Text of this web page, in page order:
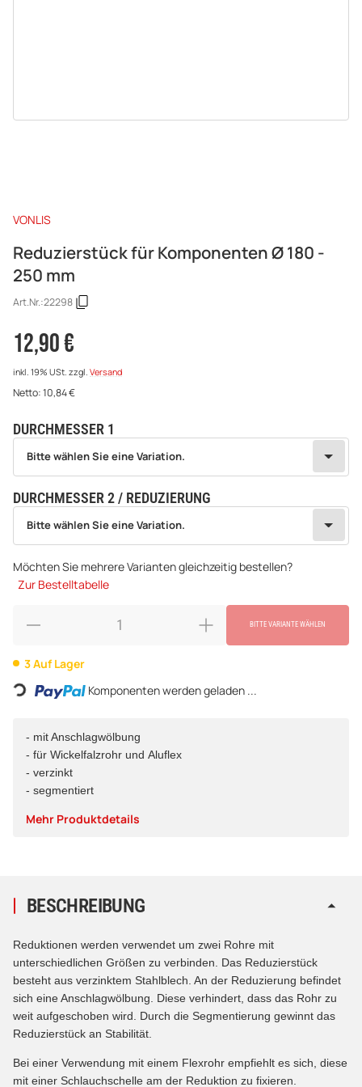
VONLIS
Reduzierstück für Komponenten Ø 180 -
250 mm
Art.Nr.:22298
12,90 €
inkl. 19% USt. zzgl. Versand
Netto:10,84€
DURCHMESSER 1
wählen
Bitte wählen Sie eine Variation.
DURCHMESSER 2 / REDUZIERUNG
wählen
Bitte wählen Sie eine Variation.
Möchten Sie mehrere Varianten gleichzeitig bestellen?
Zur Bestelltabelle
BITTE VARIANTE WÄHLEN
3 Auf Lager
Loading... Komponenten werden geladen ...
- mit Anschlagwölbung
- für Wickelfalzrohr und Aluflex
- verzinkt
- segmentiert
Mehr Produktdetails
BESCHREIBUNG
Reduktionen werden verwendet um zwei Rohre mit
unterschiedlichen Größen zu verbinden. Das Reduzierstück
besteht aus verzinktem Stahlblech. An der Reduzierung befindet
sich eine Anschlagwölbung. Diese verhindert, dass das Rohr zu
weit aufgeschoben wird. Durch die Segmentierung gewinnt das
Reduzierstück an Stabilität.
Bei einer Verwendung mit einem Flexrohr empfiehlt es sich, diese
mit einer Schlauchschelle am der Reduktion zu fixieren.